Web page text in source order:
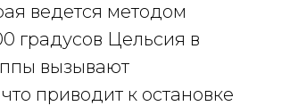
ведется методом
градусов Цельсия в
вызывают
приводит к остановке